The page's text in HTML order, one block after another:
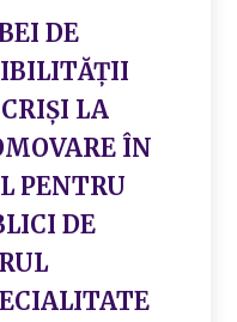
DE
LA
ÎN
PENTRU
DE